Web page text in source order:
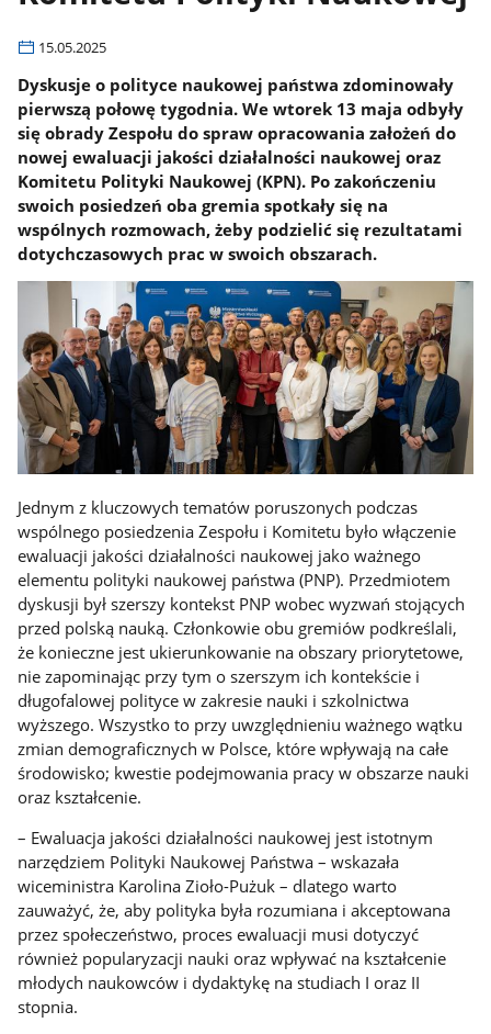
15.05.2025
Dyskusje o polityce naukowej państwa zdominowały
pierwszą połowę tygodnia. We wtorek 13 maja odbyły
się obrady Zespołu do spraw opracowania założeń do
nowej ewaluacji jakości działalności naukowej oraz
Komitetu Polityki Naukowej (KPN). Po zakończeniu
swoich posiedzeń oba gremia spotkały się na
wspólnych rozmowach, żeby podzielić się rezultatami
dotychczasowych prac w swoich obszarach.
Jednym z kluczowych tematów poruszonych podczas
wspólnego posiedzenia Zespołu i Komitetu było włączenie
ewaluacji jakości działalności naukowej jako ważnego
elementu polityki naukowej państwa (PNP). Przedmiotem
dyskusji był szerszy kontekst PNP wobec wyzwań stojących
przed polską nauką. Członkowie obu gremiów podkreślali,
że konieczne jest ukierunkowanie na obszary priorytetowe,
nie zapominając przy tym o szerszym ich kontekście i
długofalowej polityce w zakresie nauki i szkolnictwa
wyższego. Wszystko to przy uwzględnieniu ważnego wątku
zmian demograficznych w Polsce, które wpływają na całe
środowisko; kwestie podejmowania pracy w obszarze nauki
oraz kształcenie.
– Ewaluacja jakości działalności naukowej jest istotnym
narzędziem Polityki Naukowej Państwa – wskazała
wiceministra Karolina Zioło-Pużuk – dlatego warto
zauważyć, że, aby polityka była rozumiana i akceptowana
przez społeczeństwo, proces ewaluacji musi dotyczyć
również popularyzacji nauki oraz wpływać na kształcenie
młodych naukowców i dydaktykę na studiach I oraz II
stopnia.